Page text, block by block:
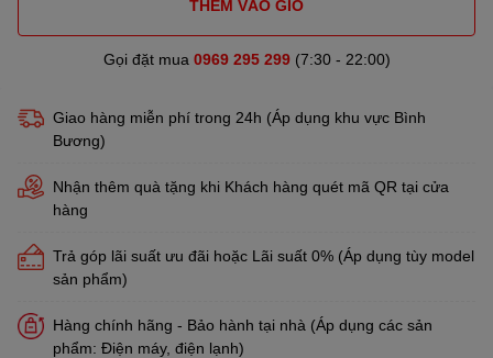
THÊM VÀO GIỎ
Gọi đặt mua 0969 295 299(7:30 - 22:00)
Giao hàng miễn phí trong 24h (Áp dụng khu vực Bình
Bương)
Nhận thêm quà tặng khi Khách hàng quét mã QR tại cửa
hàng
Trả góp lãi suất ưu đãi hoặc Lãi suất 0% (Áp dụng tùy model
sản phẩm)
Hàng chính hãng - Bảo hành tại nhà (Áp dụng các sản
phẩm: Điện máy, điện lạnh)